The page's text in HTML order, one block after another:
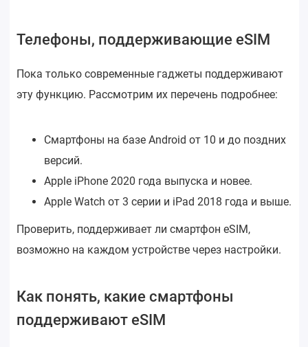
Телефоны, поддерживающие eSIM
Пока только современные гаджеты поддерживают
эту функцию. Рассмотрим их перечень подробнее:
Смартфоны на базе Android от 10 и до поздних
версий.
Apple iPhone 2020 года выпуска и новее.
Apple Watch от 3 серии и iPad 2018 года и выше.
Проверить, поддерживает ли смартфон eSIM,
возможно на каждом устройстве через настройки.
Как понять, какие смартфоны
поддерживают eSIM